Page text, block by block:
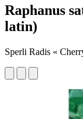
Raphanus
latin)
Sperli Radis «